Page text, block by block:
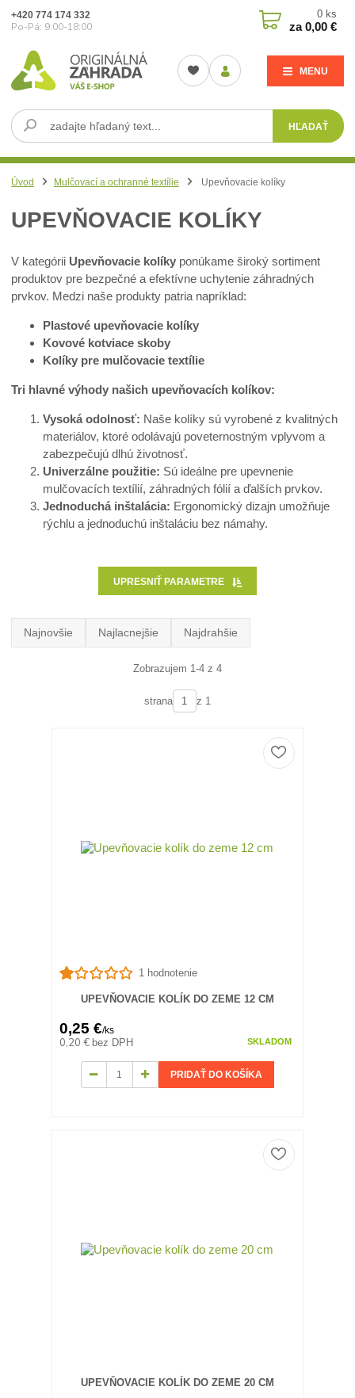
MENU
HĽADAŤ
+420 774 174 332
Po-Pá: 9:00-18:00
0 ks
za0,00 €
Úvod Mulčovací a ochranné textílie Upevňovacie kolíky
UPEVŇOVACIE KOLÍKY
V kategórii Upevňovacie kolíky ponúkame široký sortiment
produktov pre bezpečné a efektívne uchytenie záhradných
prvkov. Medzi naše produkty patria napríklad:
Plastové upevňovacie kolíky
Kovové kotviace skoby
Kolíky pre mulčovacie textílie
Tri hlavné výhody našich upevňovacích kolíkov:
Vysoká odolnosť: Naše kolíky sú vyrobené z kvalitných
materiálov, ktoré odolávajú poveternostným vplyvom a
zabezpečujú dlhú životnosť.
Univerzálne použitie: Sú ideálne pre upevnenie
mulčovacích textílií, záhradných fólií a ďalších prvkov.
Jednoduchá inštalácia: Ergonomický dizajn umožňuje
rýchlu a jednoduchú inštaláciu bez námahy.
UPRESNIŤ PARAMETRE
Najnovšie Najlacnejšie Najdrahšie
Zobrazujem 1-4 z 4
strana z 1
1 hodnotenie
UPEVŇOVACIE KOLÍK DO ZEME 12 CM
0,25 €/ks
0,20 € bez DPH SKLADOM
PRIDAŤ DO KOŠÍKA
UPEVŇOVACIE KOLÍK DO ZEME 20 CM